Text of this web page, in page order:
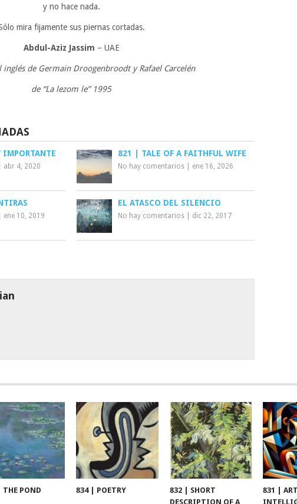
y no hace nada.
mira fijamente sus piernas cortadas.
Abdul-Aziz Jassim – UAE
inglés de Germain Droogenbroodt y Rafael Carcelén
de “La lezom le” 1995
IMPORTANTE
abr 4, 2020
821 | TALE OF A FAITHFUL WIFE
No hay comentarios ene 16, 2026
ene 10, 2019
EL ATASCO DEL SILENCIO
No hay comentarios dic 22, 2017
POND 834 | POETRY
832 | SHORT
DESCRIPTION OF A
831 |